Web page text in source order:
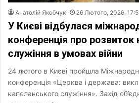
Анатолій Якобчук 26 Лютого, 2026,
У Києві відбулася
конференція про розвиток
служіння в умовах війни
24 лютого в Києві пройшла
конференція «Церква і держава:
капеланського служіння». Захід